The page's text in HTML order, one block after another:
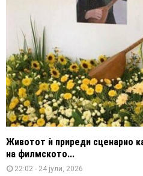
Животот ѝ приреди сценарио
на филмското...
22:02 - 24 јули, 2026